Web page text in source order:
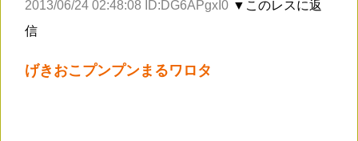
2013/06/24 02:48:08 ID:DG6APgxI0 ▼このレスに返
信
げきおこプンプンまるワロタ